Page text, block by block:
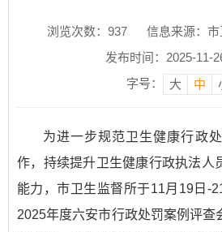
浏览次数： 937
信息来源：
发布时间：2025-11-
字号：
大 中
为进一步规范卫生健康行政
作，持续提升卫生健康行政执法人
能力，市卫生监督所于11月19日-
2025年度六安市行政处罚案例评查